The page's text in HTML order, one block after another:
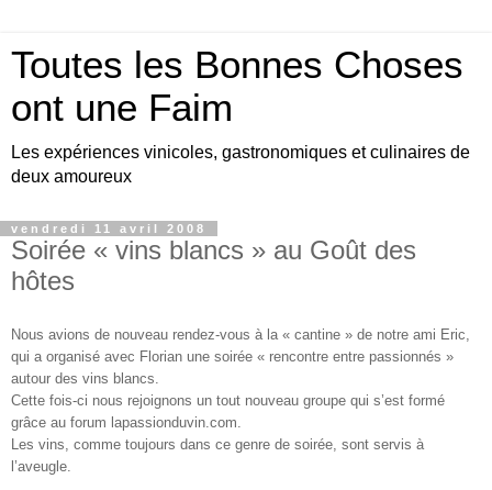
Toutes les Bonnes Choses
ont une Faim
Les expériences vinicoles, gastronomiques et culinaires de
deux amoureux
vendredi 11 avril 2008
Soirée « vins blancs » au Goût des
hôtes
Nous avions de nouveau rendez-vous à la « cantine » de notre ami Eric,
qui a organisé avec Florian une soirée « rencontre entre passionnés »
autour des vins blancs.
Cette fois-ci nous rejoignons un tout nouveau groupe qui s’est formé
grâce au forum lapassionduvin.com.
Les vins, comme toujours dans ce genre de soirée, sont servis à
l’aveugle.